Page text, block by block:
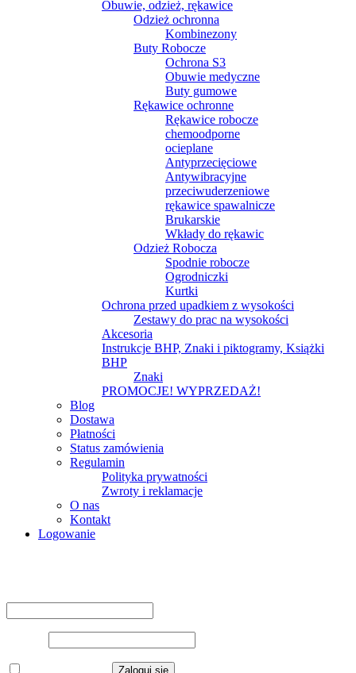
Obuwie, odzież, rękawice
Odzież ochronna
Kombinezony
Buty Robocze
Ochrona S3
Obuwie medyczne
Buty gumowe
Rękawice ochronne
Rękawice robocze
chemoodporne
ocieplane
Antyprzecięciowe
Antywibracyjne
przeciwuderzeniowe
rękawice spawalnicze
Brukarskie
Wkłady do rękawic
Odzież Robocza
Spodnie robocze
Ogrodniczki
Kurtki
Ochrona przed upadkiem z wysokości
Zestawy do prac na wysokości
Akcesoria
Instrukcje BHP, Znaki i piktogramy, Książki
BHP
Znaki
PROMOCJE! WYPRZEDAŻ!
Blog
Dostawa
Płatności
Status zamówienia
Regulamin
Polityka prywatności
Zwroty i reklamacje
O nas
Kontakt
Logowanie
Zaloguj się